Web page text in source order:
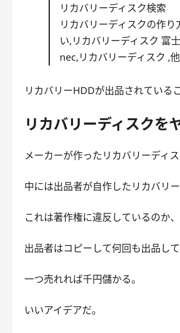
リカバリーディスク検索
リカバリーディスクの作
い,リカバリーディスク 富
nec,リカバリーディスク ,
リカバリーHDDが出品されている
リカバリーディスクを
メーカーが作ったリカバリーディ
中には出品者が自作したリカバリ
これは著作権に違反しているのか
出品者はコピーして何回も出品して
一つ売れれば千円儲かる。
いいアイデアだ。